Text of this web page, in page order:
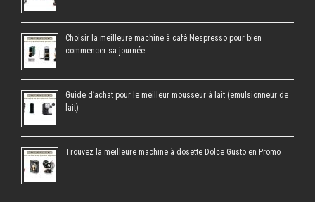
Choisir la meilleure machine à café Nespresso pour bien
commencer sa journée
Guide d’achat pour le meilleur mousseur à lait (emulsionneur de
lait)
Trouvez la meilleure machine à dosette Dolce Gusto en Promo